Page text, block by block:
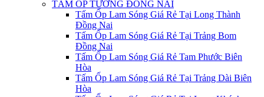
TẤM ỐP TƯỜNG ĐỒNG NAI
Tấm Ốp Lam Sóng Giá Rẻ Tại Long Thành
Đồng Nai
Tấm Ốp Lam Sóng Giá Rẻ Tại Trảng Bom
Đồng Nai
Tấm Ốp Lam Sóng Giá Rẻ Tam Phước Biên
Hòa
Tấm Ốp Lam Sóng Giá Rẻ Tại Trảng Dài Biên
Hòa